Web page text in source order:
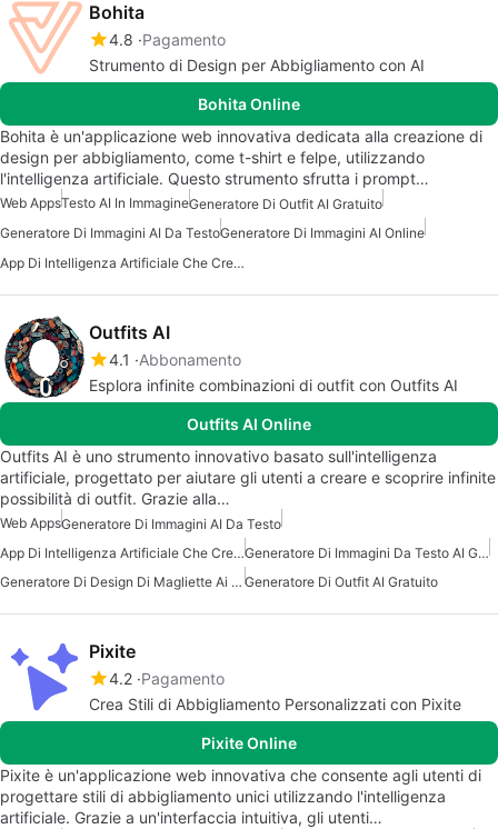
Bohita
4.8 Pagamento
Strumento di Design per Abbigliamento con AI
Bohita Online
Bohita è un'applicazione web innovativa dedicata alla creazione di
design per abbigliamento, come t-shirt e felpe, utilizzando
l'intelligenza artificiale. Questo strumento sfrutta i prompt…
Web AppsTesto AI In ImmagineGeneratore Di Outfit AI Gratuito
Generatore Di Immagini AI Da TestoGeneratore Di Immagini AI Online
App Di Intelligenza Artificiale Che Crea Immagini
Outfits AI
4.1
Abbonamento
Esplora infinite combinazioni di outfit con Outfits AI
Outfits AI Online
Outfits AI è uno strumento innovativo basato sull'intelligenza
artificiale, progettato per aiutare gli utenti a creare e scoprire infinite
possibilità di outfit. Grazie alla…
Web AppsGeneratore Di Immagini AI Da Testo
App Di Intelligenza Artificiale Che Crea Immagini
Generatore Di Immagini Da Testo AI Gratuito
Generatore Di Design Di Magliette Ai Gratuito Generatore Di Outfit AI Gratuito
Pixite
4.2 Pagamento
Crea Stili di Abbigliamento Personalizzati con Pixite
Pixite Online
Pixite è un'applicazione web innovativa che consente agli utenti di
progettare stili di abbigliamento unici utilizzando l'intelligenza
artificiale. Grazie a un'interfaccia intuitiva, gli utenti…